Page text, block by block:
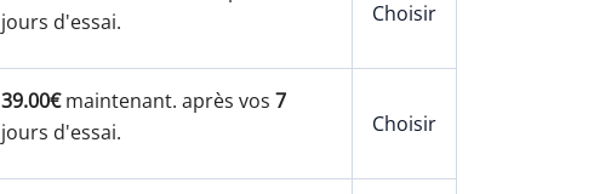
jours d'essai.
Choisir
39.00€maintenant. après vos 7
jours d'essai.
Choisir